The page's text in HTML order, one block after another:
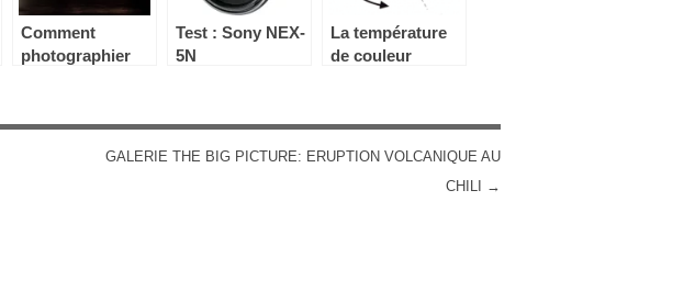
Comment
photographier
Test : Sony NEX-
5N
La température
de couleur
GALERIE THE BIG PICTURE: ERUPTION VOLCANIQUE AU
CHILI
→